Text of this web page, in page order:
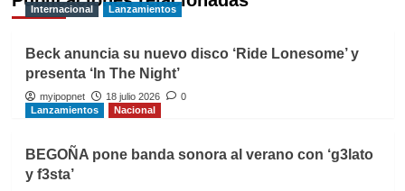
Internacional Lanzamientos
Beck anuncia su nuevo disco ‘Ride Lonesome’ y
presenta ‘In The Night’
myipopnet 18 julio 2026
0
Lanzamientos
Nacional
BEGOÑA pone banda sonora al verano con ‘g3lato
y f3sta’